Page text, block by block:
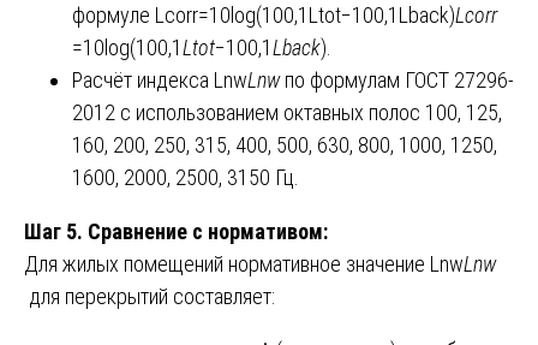
формуле Lcorr=10log⁡(100,1Ltot−100,1Lback)Lcorr
=10log(100,1L tot​−100,1Lback​).
Расчёт индекса LnwLnw​ по формулам ГОСТ 27296-
2012 с использованием октавных полос 100, 125,
160, 200, 250, 315, 400, 500, 630, 800, 1000, 1250,
1600, 2000, 2500, 3150 Гц.
Шаг 5. Сравнение с нормативом:
Для жилых помещений нормативное значение LnwLnw
для перекрытий составляет: